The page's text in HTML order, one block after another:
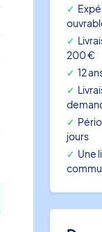
200 €
12
jours
Une